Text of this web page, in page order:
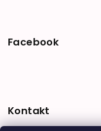
Facebook
Kontakt